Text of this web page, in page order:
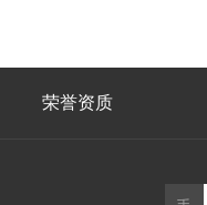
荣誉资质